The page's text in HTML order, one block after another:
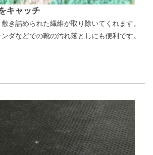
キャッチ
き詰められた繊維が取り除いてくれます。
ダなどでの靴の汚れ落としにも便利です。